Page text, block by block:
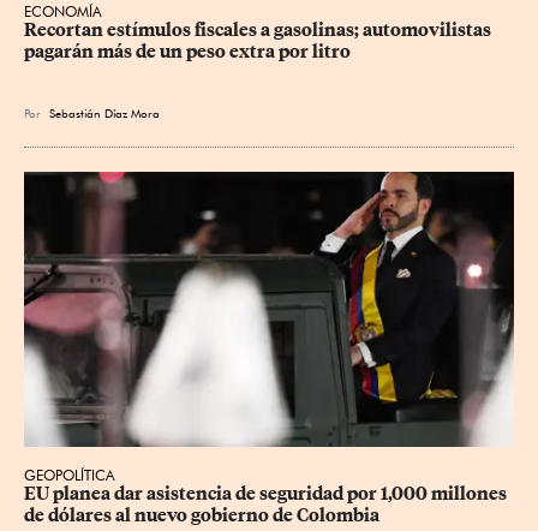
ECONOMÍA
Recortan estímulos fiscales a gasolinas; automovilistas
pagarán más de un peso extra por litro
Por Sebastián Díaz Mora
GEOPOLÍTICA
EU planea dar asistencia de seguridad por 1,000 millones
de dólares al nuevo gobierno de Colombia